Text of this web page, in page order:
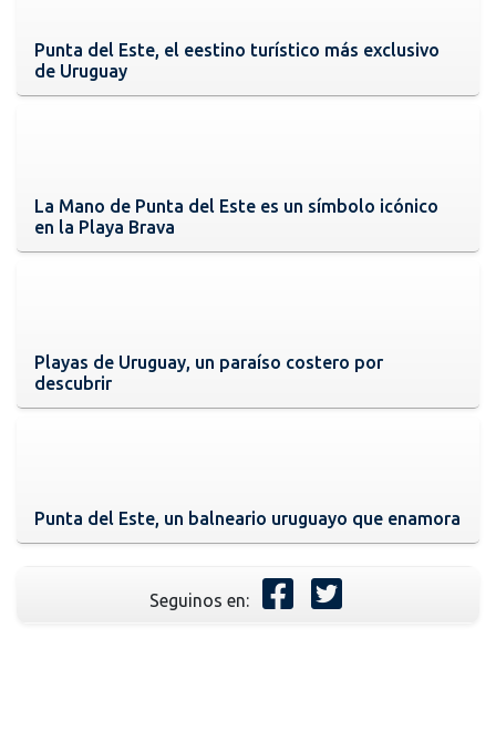
Punta del Este, el eestino turístico más exclusivo
de Uruguay
La Mano de Punta del Este es un símbolo icónico
en la Playa Brava
Playas de Uruguay, un paraíso costero por
descubrir
Punta del Este, un balneario uruguayo que enamora
Seguinos en: